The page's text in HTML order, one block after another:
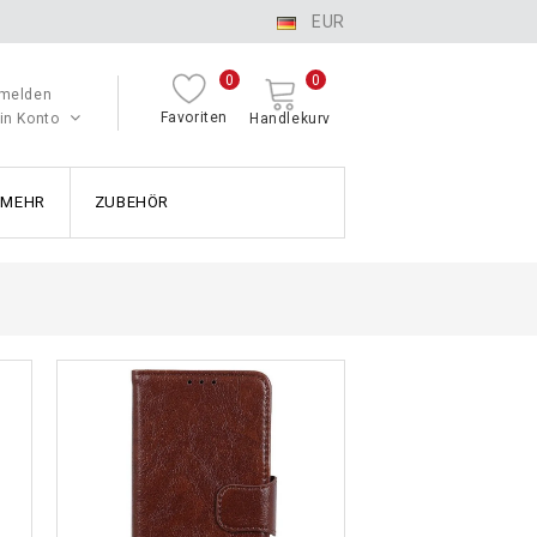
EUR
Konto
0
Favoriten
0
Handlekurv
MEHR ZUBEHÖR